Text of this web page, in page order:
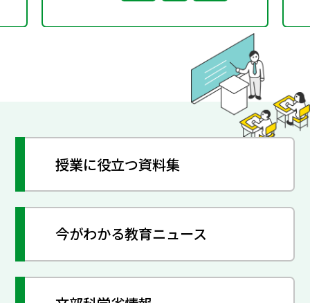
授業に役立つ資料集
今がわかる教育ニュース